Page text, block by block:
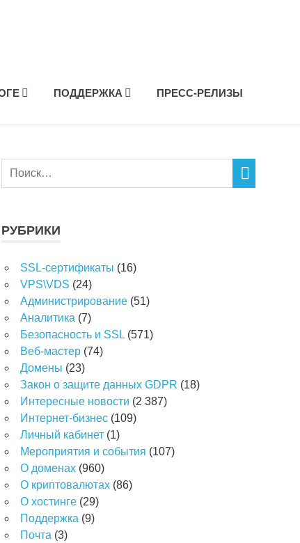
ПОДДЕРЖКА ПРЕСС-РЕЛИЗЫ
РУБРИКИ
SSL-сертификаты (16)
VPS\VDS (24)
Администрирование (51)
Аналитика (7)
Безопасность и SSL (571)
Веб-мастер (74)
Домены (23)
Закон о защите данных GDPR (18)
Интересные новости (2 387)
Интернет-бизнес (109)
Личный кабинет (1)
Мероприятия и события (107)
О доменах (960)
О криптовалютах (86)
О хостинге (29)
Поддержка (9)
Почта (3)